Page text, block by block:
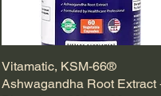
Podgląd
Vitamatic, KSM-66®
Ashwagandha Root Extract